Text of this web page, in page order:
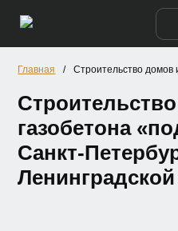
Главная / Строительство домов
газобетона
Санкт-